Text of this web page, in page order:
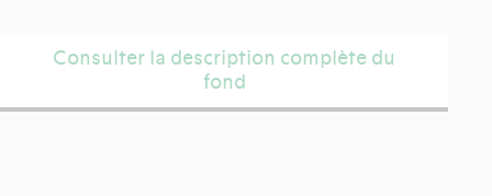
Consulter la description complète du
fond